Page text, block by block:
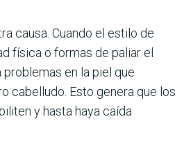
causa. Cuando el estilo de
física o formas de paliar el
en la piel que
cabelludo. Esto genera que los
y hasta haya caída